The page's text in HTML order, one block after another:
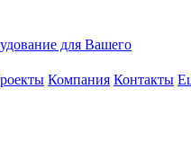
Компания Контакты